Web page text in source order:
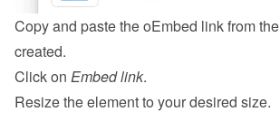
Copy and paste the oEmbed link from the
created.
Click on Embed link.
Resize the element to your desired size.